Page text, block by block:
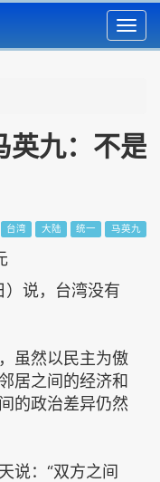
英九：不是
台湾 大陆 统一 马英九
）说，台湾没有
虽然以民主为傲
居之间的经济和
的政治差异仍然
说：“双方之间